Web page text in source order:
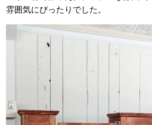
雰囲気にぴったりでした。